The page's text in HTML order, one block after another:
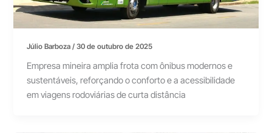
Júlio Barboza/30 de outubro de 2025
Empresa mineira amplia frota com ônibus modernos e
sustentáveis, reforçando o conforto e a acessibilidade
em viagens rodoviárias de curta distância